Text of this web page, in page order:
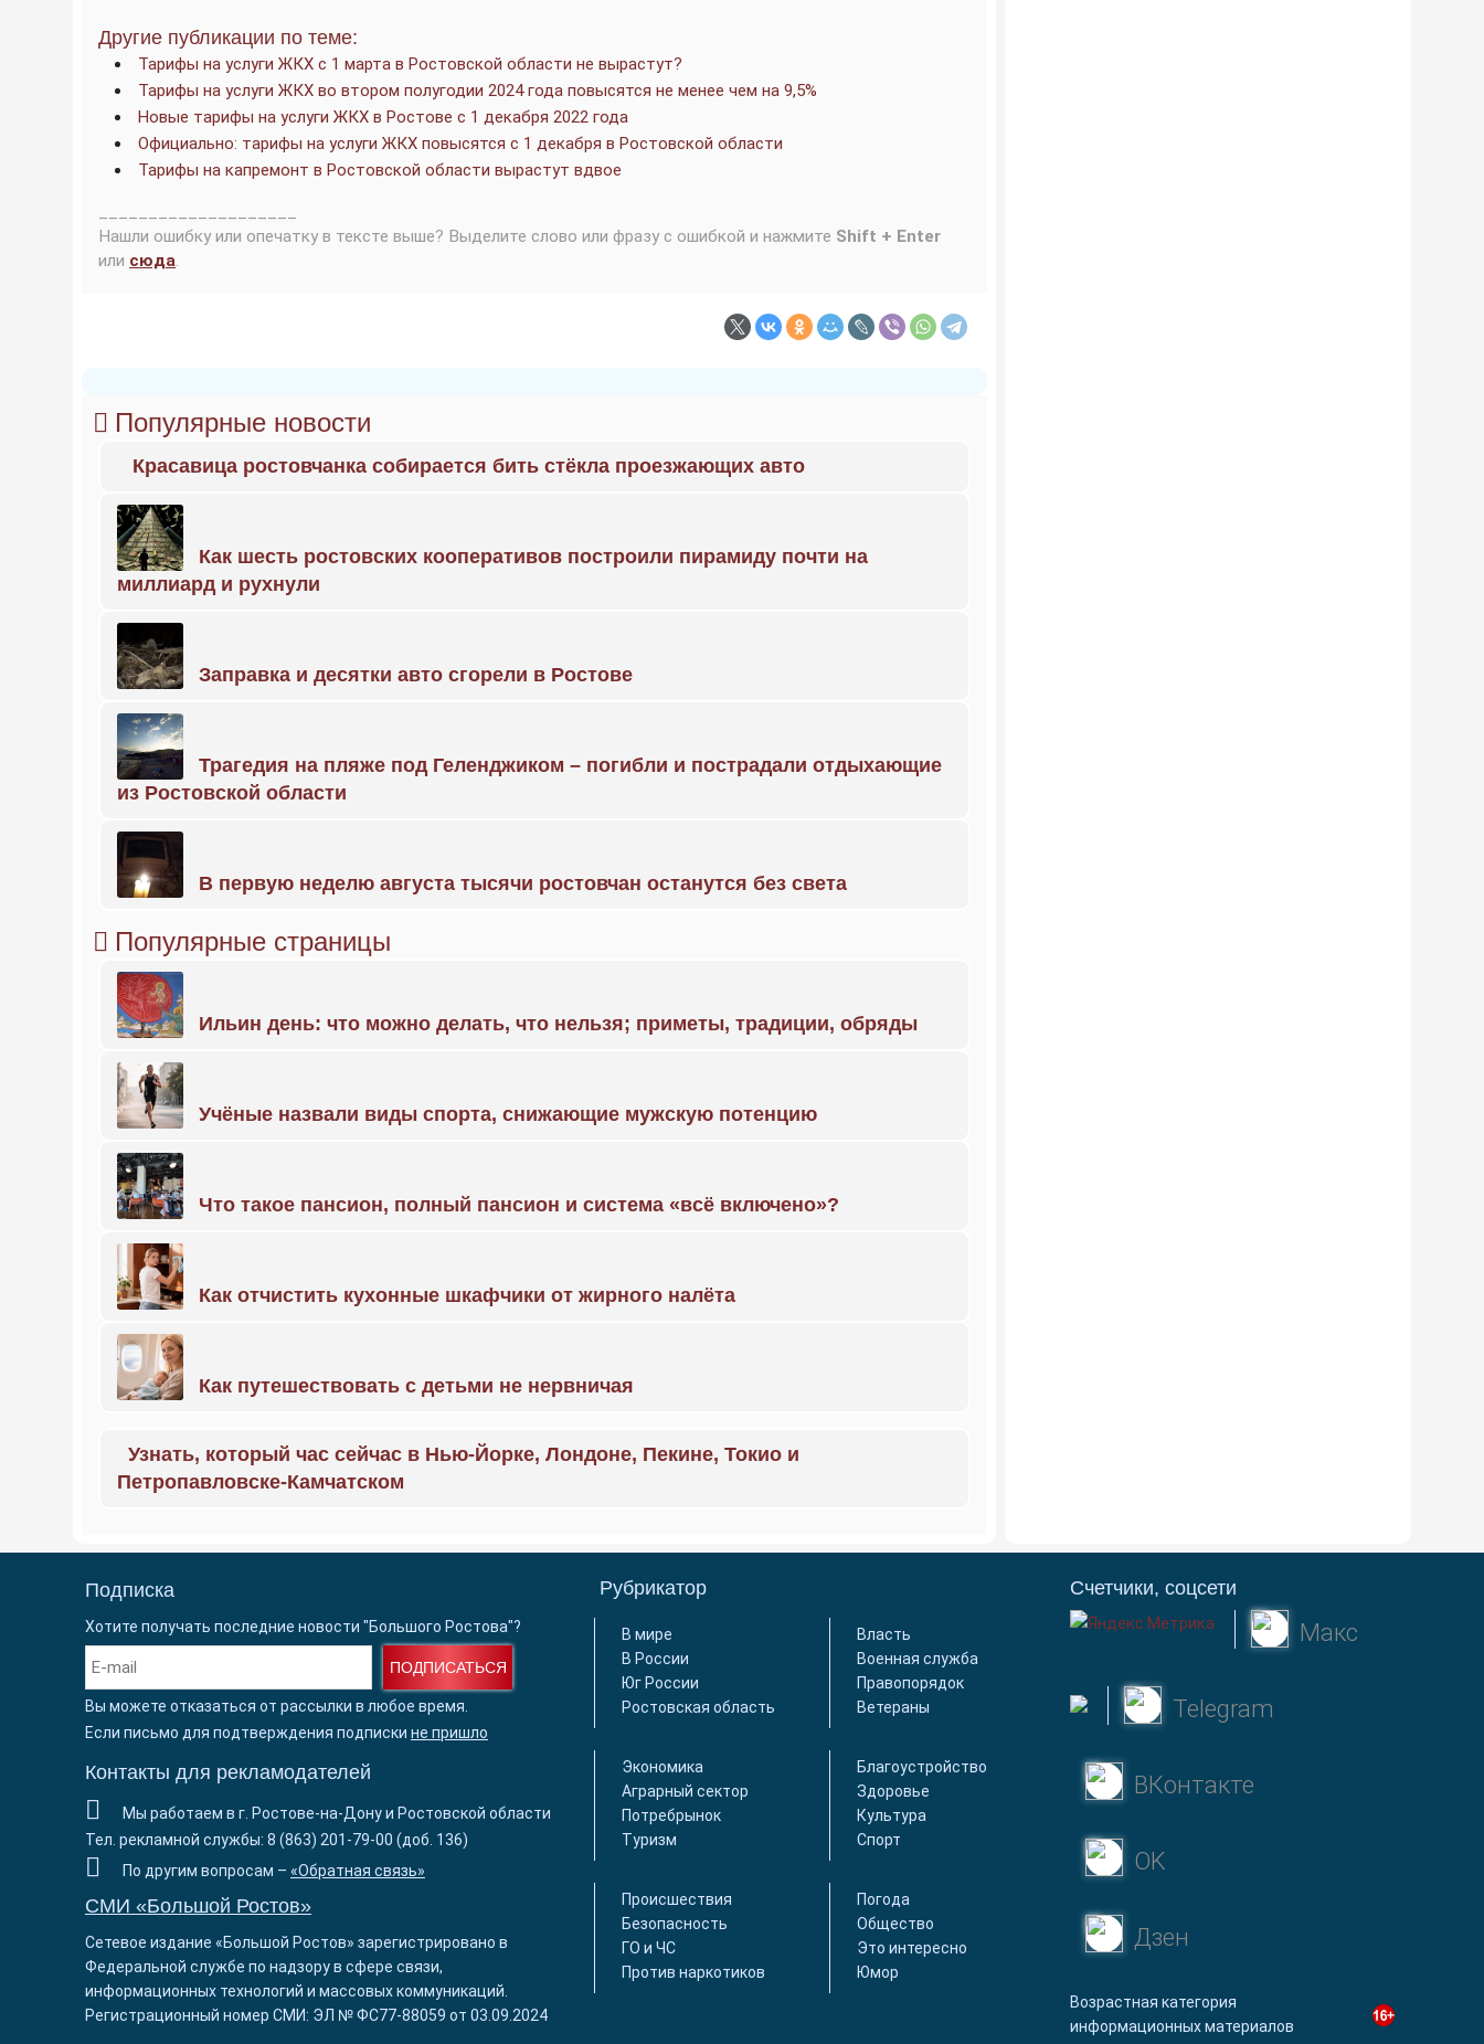
Другие публикации по теме:
Тарифы на услуги ЖКХ с 1 марта в Ростовской области не вырастут?
Тарифы на услуги ЖКХ во втором полугодии 2024 года повысятся не менее чем на 9,5%
Новые тарифы на услуги ЖКХ в Ростове с 1 декабря 2022 года
Официально: тарифы на услуги ЖКХ повысятся с 1 декабря в Ростовской области
Тарифы на капремонт в Ростовской области вырастут вдвое
Нашли ошибку или опечатку в тексте выше? Выделите слово или фразу с ошибкой и нажмите Shift + Enter
или сюда.
Популярные новости
Красавица ростовчанка собирается бить стёкла проезжающих авто
Как шесть ростовских кооперативов построили пирамиду почти на
миллиард и рухнули
Заправка и десятки авто сгорели в Ростове
Трагедия на пляже под Геленджиком – погибли и пострадали отдыхающие
из Ростовской области
В первую неделю августа тысячи ростовчан останутся без света
Популярные страницы
Ильин день: что можно делать, что нельзя; приметы, традиции, обряды
Учёные назвали виды спорта, снижающие мужскую потенцию
Что такое пансион, полный пансион и система «всё включено»?
Как отчистить кухонные шкафчики от жирного налёта
Как путешествовать с детьми не нервничая
Узнать, который час сейчас в Нью-Йорке, Лондоне, Пекине, Токио и
Петропавловске-Камчатском
Подписка
Хотите получать последние новости "Большого Ростова"?
ПОДПИСАТЬСЯ
Вы можете отказаться от рассылки в любое время.
Если письмо для подтверждения подписки не пришло
Контакты для рекламодателей
Мы работаем в г. Ростове-на-Дону и Ростовской области
Тел. рекламной службы: 8 (863) 201-79-00 (доб. 136)
По другим вопросам – «Обратная связь»
СМИ «Большой Ростов»
Сетевое издание «Большой Ростов» зарегистрировано в
Федеральной службе по надзору в сфере связи,
информационных технологий и массовых коммуникаций.
Регистрационный номер СМИ: ЭЛ № ФС77-88059 от 03.09.2024
Рубрикатор
В мире
В России
Юг России
Ростовская область
Власть
Военная служба
Правопорядок
Ветераны
Экономика
Аграрный сектор
Потребрынок
Туризм
Благоустройство
Здоровье
Культура
Спорт
Происшествия
Безопасность
ГО и ЧС
Против наркотиков
Погода
Общество
Это интересно
Юмор
Счетчики, соцсети
Макс
Telegram
ВКонтакте
OK
Дзен
Возрастная категория
информационных материалов